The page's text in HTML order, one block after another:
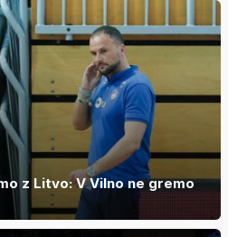
z Litvo: V Vilno ne gremo